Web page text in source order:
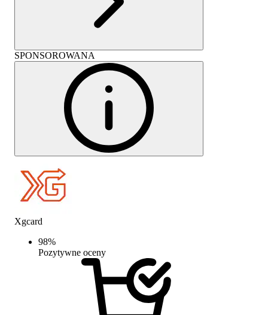
SPONSOROWANA
Xgcard
98%
Pozytywne oceny